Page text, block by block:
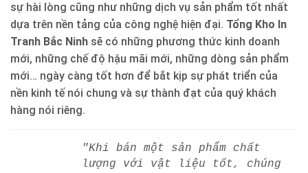
sự hài lòng cũng như những dịch vụ sản phẩm tốt nhất
dựa trên nền tảng của công nghệ hiện đại. Tổng Kho In
Tranh Bắc Ninh sẽ có những phương thức kinh doanh
mới, những chế độ hậu mãi mới, những dòng sản phẩm
mới… ngày càng tốt hơn để bắt kịp sự phát triển của
nền kinh tế nói chung và sự thành đạt của quý khách
hàng nói riêng.
"Khi bán một sản phẩm chất
lượng với vật liệu tốt, chúng